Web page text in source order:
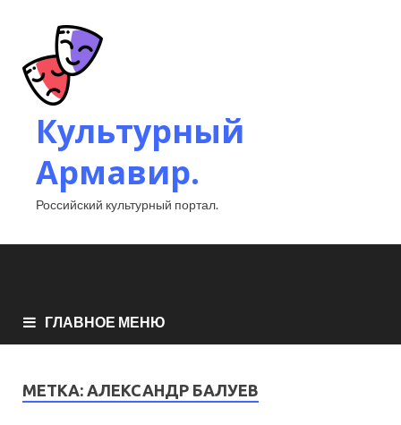
Культурный
Армавир.
Российский культурный портал.
ГЛАВНОЕ МЕНЮ
МЕТКА: АЛЕКСАНДР БАЛУЕВ